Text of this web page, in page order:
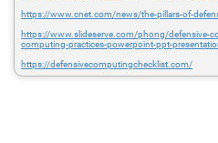
https://www.cnet.com/news/the-pillars-of-
https://www.slideserve.com/phong/defensive-
computing-practices-powerpoint-ppt-
https://defensivecomputingchecklist.com/